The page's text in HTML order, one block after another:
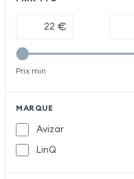
€
Prix min
MARQUE
Avizar
LinQ